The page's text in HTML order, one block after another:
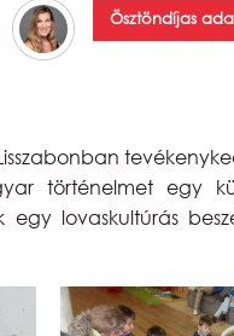
Ösztöndíjas
történelmet egy
lovaskultúrás